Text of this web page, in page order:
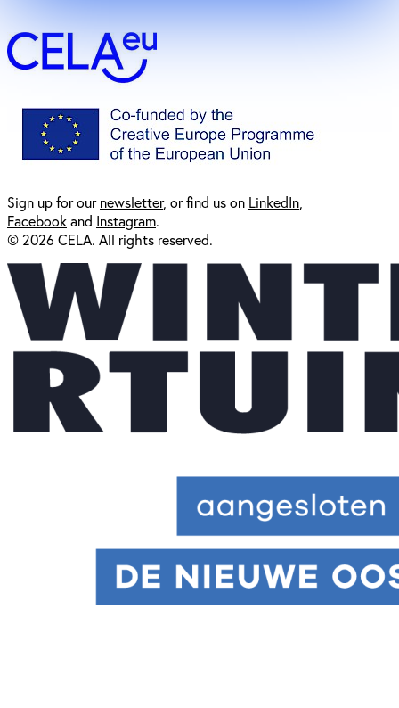
Sign up for ournewsletter, or find us on LinkedIn
Facebookand Instagram.
© 2026 CELA. All rights reserved.